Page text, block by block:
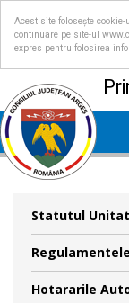
Acest site folosește
continuare pe site-ul
expres pentru folosirea
Statutul
Hotararile